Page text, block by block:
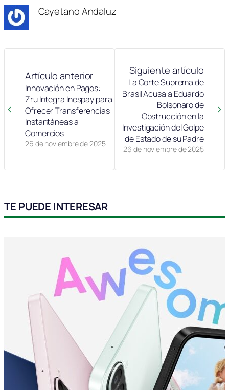
Cayetano Andaluz
Artículo anterior
26 de noviembre de 2025
Innovación en Pagos:
Zru Integra Inespay para
Ofrecer Transferencias
Instantáneas a
Comercios
Siguiente artículo
26 de noviembre de 2025
La Corte Suprema de
Brasil Acusa a Eduardo
Bolsonaro de
Obstrucción en la
Investigación del Golpe
de Estado de su Padre
TE PUEDE INTERESAR